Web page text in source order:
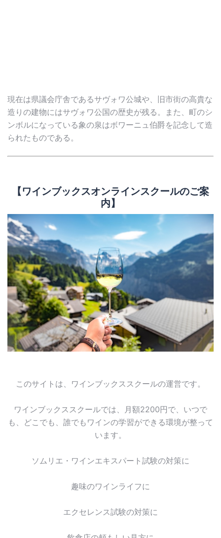
現在は県議会庁舎であるサヴォワ公城や、旧市街の高貴な
造りの建物にはサヴォワ公国の歴史が残る。また、町のシ
ンボルになっている象の泉はボワーニュ伯爵を記念して造
られたものである。
【ワインブックスオンラインスクールのご案
内】
このサイトは、ワインブックススクールの運営です。
ワインブックススクールでは、月額2200円で、いつで
も、どこでも、誰でもワインの学習ができる環境が整って
います。
ソムリエ・ワインエキスパート試験の対策に
趣味のワインライフに
エクセレンス試験の対策に